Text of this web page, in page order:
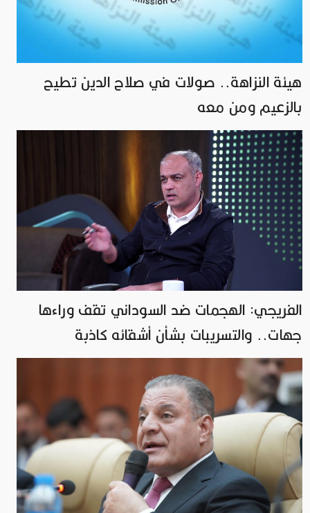
هيئة النزاهة.. صولات في صلاح الدين تطيح
بالزعيم ومن معه
الفريجي: الهجمات ضد السوداني تقف وراءها
جهات.. والتسريبات بشأن أشقائه كاذبة